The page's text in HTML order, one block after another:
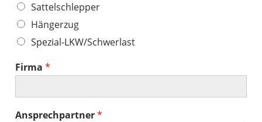
Sattelschlepper
Hängerzug
Spezial-LKW/Schwerlast
Firma *
Ansprechpartner*